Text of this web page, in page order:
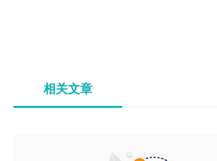
相关文章